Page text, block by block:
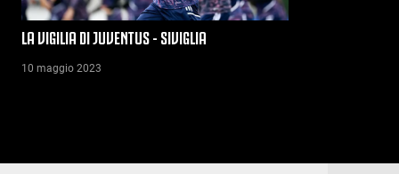
LA VIGILIA DI JUVENTUS - SIVIGLIA
10 maggio 2023